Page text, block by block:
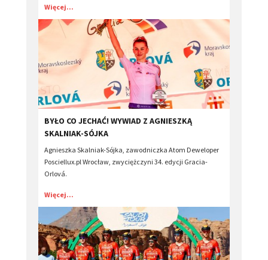
Więcej...
BYŁO CO JECHAĆ! WYWIAD Z AGNIESZKĄ
SKALNIAK-SÓJKA
Agnieszka Skalniak-Sójka, zawodniczka Atom Deweloper
Posciellux.pl Wrocław, zwyciężczyni 34. edycji Gracia-
Orlová.
Więcej...